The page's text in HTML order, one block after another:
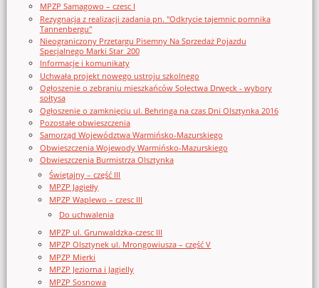
MPZP Samagowo – czesc I
Rezygnacja z realizacji zadania pn. "Odkrycie tajemnic pomnika
Tannenbergu"
Nieograniczony Przetargu Pisemny Na Sprzedaż Pojazdu
Specjalnego Marki Star_200
Informacje i komunikaty
Uchwała projekt nowego ustroju szkolnego
Ogłoszenie o zebraniu mieszkańców Sołectwa Drwęck - wybory
sołtysa
Ogłoszenie o zamknięciu ul. Behringa na czas Dni Olsztynka 2016
Pozostałe obwieszczenia
Samorząd Województwa Warmińsko-Mazurskiego
Obwieszczenia Wojewody Warmińsko-Mazurskiego
Obwieszczenia Burmistrza Olsztynka
Świętajny – część III
MPZP Jagiełły
MPZP Waplewo – czesc III
Do uchwalenia
MPZP ul. Grunwaldzka-czesc III
MPZP Olsztynek ul. Mrongowiusza – część V
MPZP Mierki
MPZP Jeziorna i Jagielly
MPZP Sosnowa